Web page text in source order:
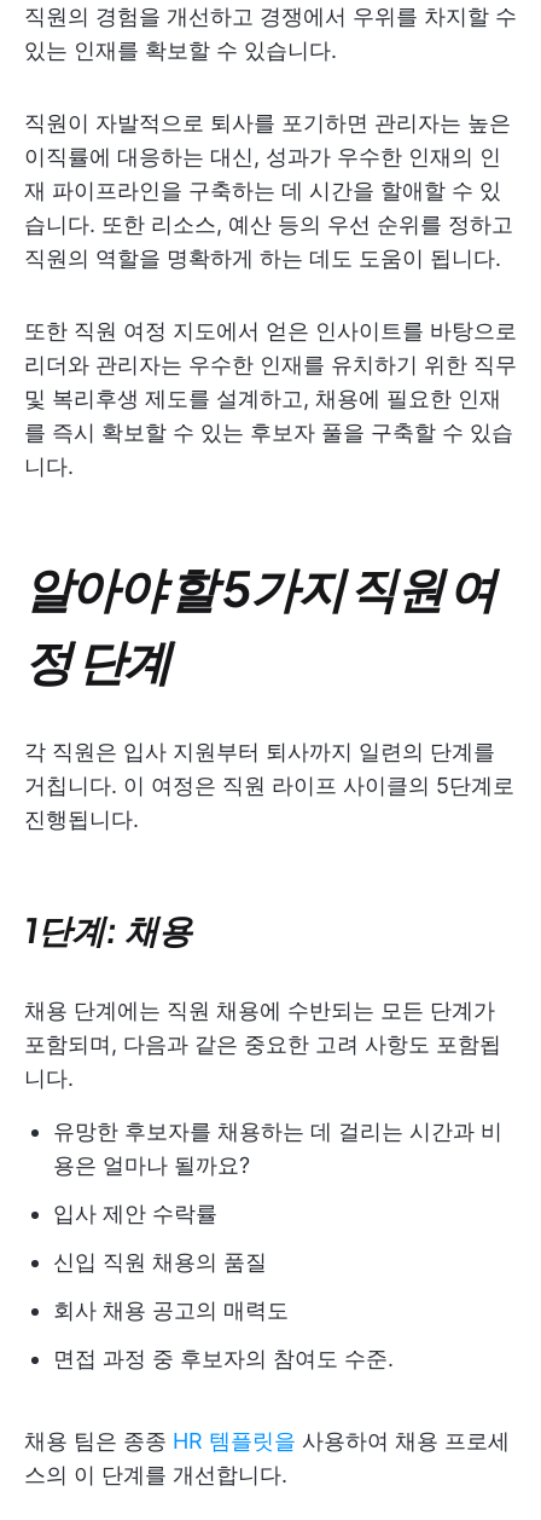
직원의 경험을 개선하고 경쟁에서 우위를 차지할 수
있는 인재를 확보할 수 있습니다.
직원이 자발적으로 퇴사를 포기하면 관리자는 높은
이직률에 대응하는 대신, 성과가 우수한 인재의 인
재 파이프라인을 구축하는 데 시간을 할애할 수 있
습니다. 또한 리소스, 예산 등의 우선 순위를 정하고
직원의 역할을 명확하게 하는 데도 도움이 됩니다.
또한 직원 여정 지도에서 얻은 인사이트를 바탕으로
리더와 관리자는 우수한 인재를 유치하기 위한 직무
및 복리후생 제도를 설계하고, 채용에 필요한 인재
를 즉시 확보할 수 있는 후보자 풀을 구축할 수 있습
니다.
알아야 할 5가지 직원 여
정 단계
각 직원은 입사 지원부터 퇴사까지 일련의 단계를
거칩니다. 이 여정은 직원 라이프 사이클의 5단계로
진행됩니다.
1단계: 채용
채용 단계에는 직원 채용에 수반되는 모든 단계가
포함되며, 다음과 같은 중요한 고려 사항도 포함됩
니다.
유망한 후보자를 채용하는 데 걸리는 시간과 비
용은 얼마나 될까요?
입사 제안 수락률
신입 직원 채용의 품질
회사 채용 공고의 매력도
면접 과정 중 후보자의 참여도 수준.
채용 팀은 종종 HR 템플릿을 사용하여 채용 프로세
스의 이 단계를 개선합니다.